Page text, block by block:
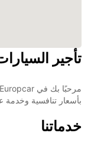
تأجير
بأسعار تنافسية
خدماتنا